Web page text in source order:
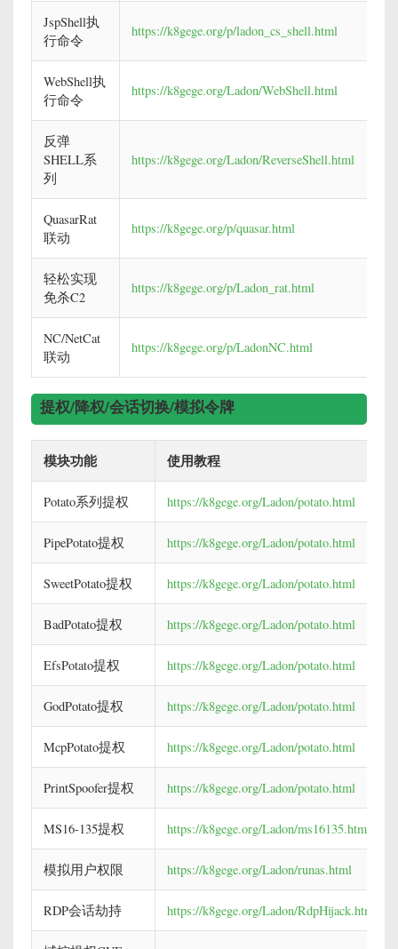
JspShell执
行命令
https://k8gege.org/p/ladon_cs_shell.html
WebShell执
行命令
https://k8gege.org/Ladon/WebShell.html
反弹
SHELL系
列
https://k8gege.org/Ladon/ReverseShell.html
QuasarRat
联动
https://k8gege.org/p/quasar.html
轻松实现
免杀C2
https://k8gege.org/p/Ladon_rat.html
NC/NetCat
联动
https://k8gege.org/p/LadonNC.html
提权/降权/会话切换/模拟令牌
模块功能 使用教程
Potato系列提权 https://k8gege.org/Ladon/potato.html
PipePotato提权 https://k8gege.org/Ladon/potato.html
SweetPotato提权 https://k8gege.org/Ladon/potato.html
BadPotato提权 https://k8gege.org/Ladon/potato.html
EfsPotato提权 https://k8gege.org/Ladon/potato.html
GodPotato提权 https://k8gege.org/Ladon/potato.html
McpPotato提权 https://k8gege.org/Ladon/potato.html
PrintSpoofer提权 https://k8gege.org/Ladon/potato.html
MS16-135提权 https://k8gege.org/Ladon/ms16135.html
模拟用户权限 https://k8gege.org/Ladon/runas.html
RDP会话劫持 https://k8gege.org/Ladon/RdpHijack.html